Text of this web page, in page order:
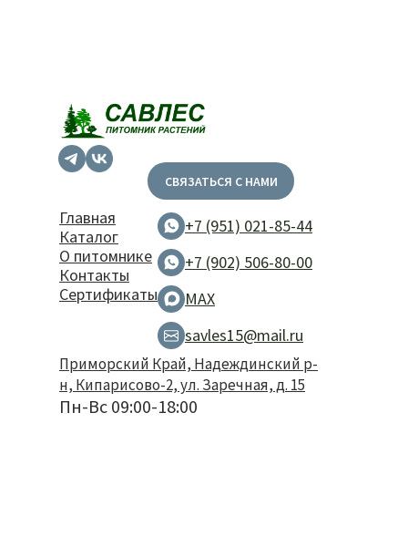
Главная
Каталог
О питомнике
Контакты
Сертификаты
+7 (951) 021-85-44
+7 (902) 506-80-00
MAX
savles15@mail.ru
Приморский Край, Надеждинский р-
н, Кипарисово-2, ул. Заречная, д. 15
Пн-Вс 09:00-18:00
СВЯЗАТЬСЯ С НАМИ